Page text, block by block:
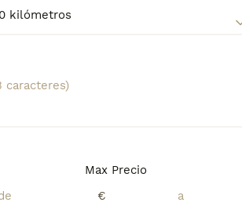
Max Precio
€
de compra de Terrier Alemán de Caza
0 Jagd terrier Perros en
esta búsqueda guarda tu
y espera el resultado perfecto:
frecuentes